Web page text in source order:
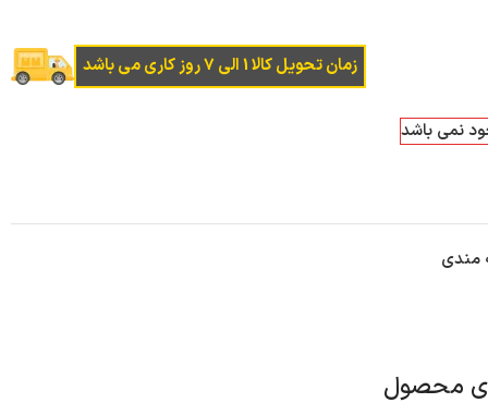
زمان تحویل کالا 1 الی 7 روز کاری می باشد
نمی باشد
مندی
محصول